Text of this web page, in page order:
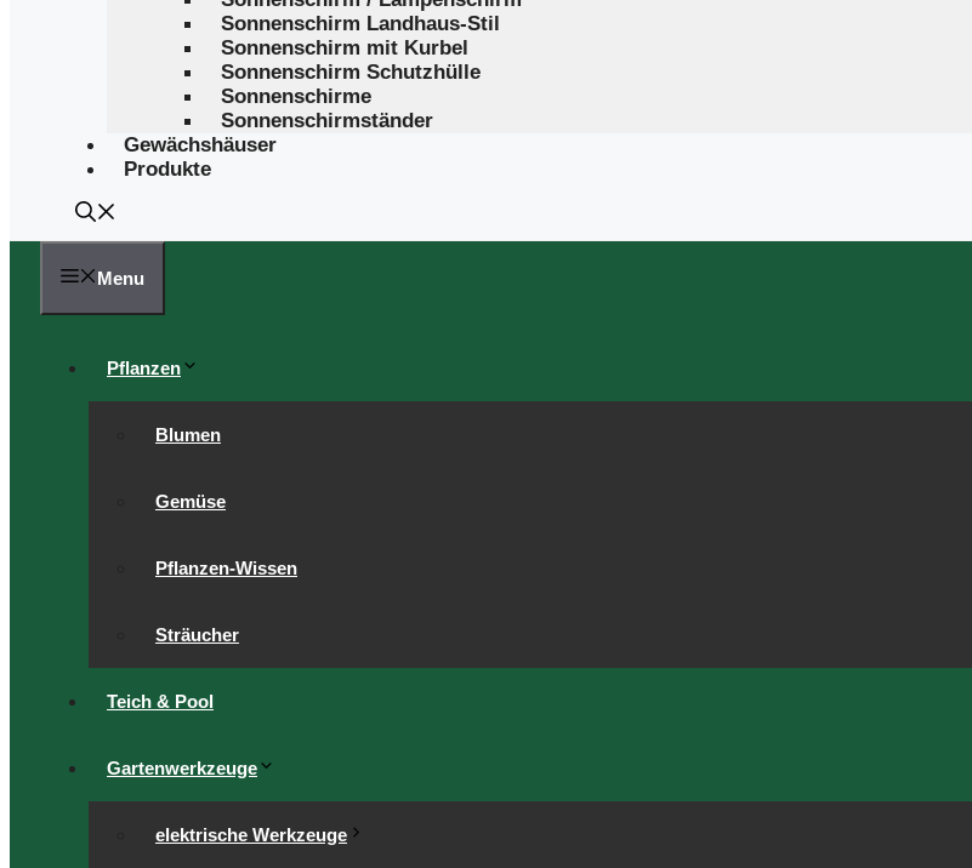
Sonnenschirm Landhaus-Stil
Sonnenschirm mit Kurbel
Sonnenschirm Schutzhülle
Sonnenschirme
Sonnenschirmständer
Gewächshäuser
Produkte
Menu
Pflanzen
Blumen
Gemüse
Pflanzen-Wissen
Sträucher
Teich & Pool
Gartenwerkzeuge
elektrische Werkzeuge